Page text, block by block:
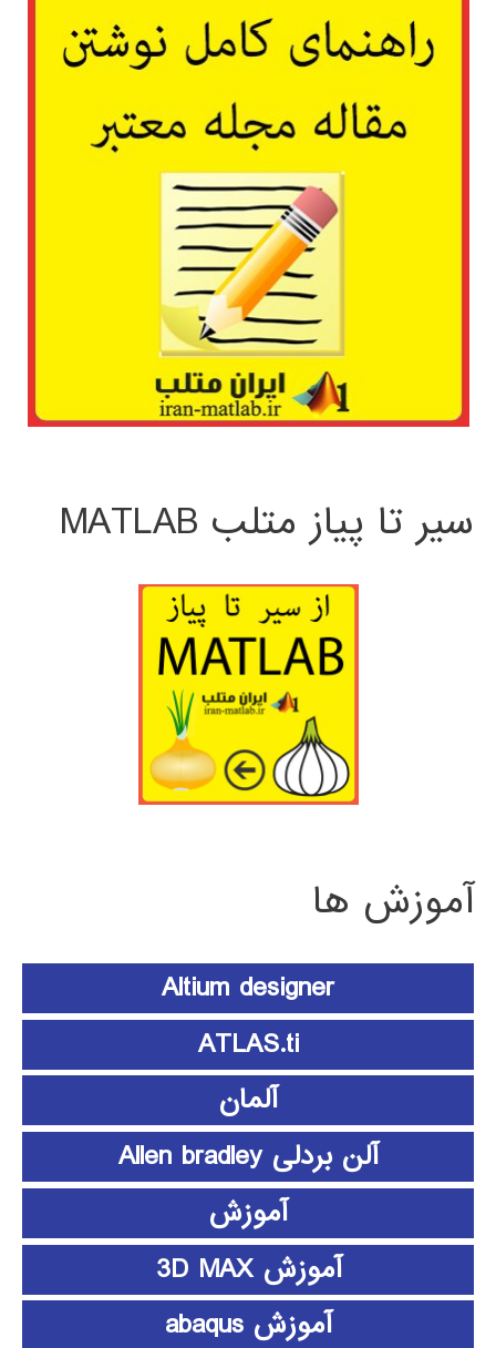
سیر تا پیاز متلب MATLAB
آموزش ها
Altium designer
ATLAS.ti
آلمان
آلن بردلی Allen bradley
آموزش
آموزش 3D MAX
آموزش abaqus